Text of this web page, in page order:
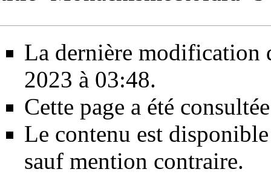
La dernière modification
2023 à 03:48.
Cette page a été
Le contenu est
sauf mention contraire.